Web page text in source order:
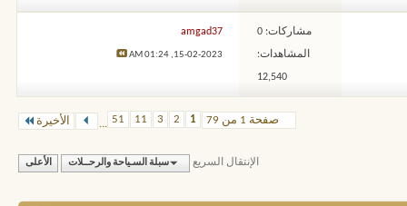
مشاركات: 0
المشاهدات:
12,540
amgad37
15-02-2023,
01:24 AM
صفحة 1 من 79 1
2
3
11
51
... الأخيرة
الإنتقال السريع سبلة السـياحة والرحــلات الأعلى